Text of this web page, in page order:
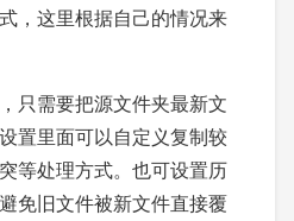
，这里根据自己的情况来
只需要把源文件夹最新文
置里面可以自定义复制较
等处理方式。也可设置历
免旧文件被新文件直接覆